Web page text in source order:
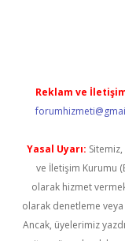
Reklam ve
Yasal Uyarı:
ve İletişim Kurumu
olarak hizmet
olarak denetleme
Ancak, üyelerimiz